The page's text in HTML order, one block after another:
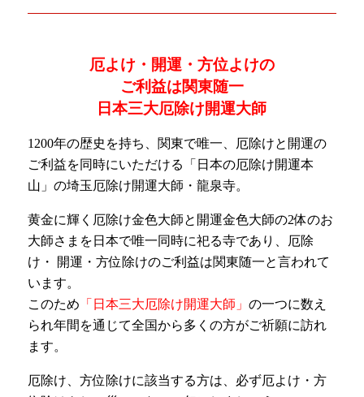
厄よけ・開運・方位よけの
ご利益は関東随一
日本三大厄除け開運大師
1200年の歴史を持ち、関東で唯一、厄除けと開運の
ご利益を同時にいただける「日本の厄除け開運本
山」の埼玉厄除け開運大師・龍泉寺。
黄金に輝く厄除け金色大師と開運金色大師の2体のお
大師さまを日本で唯一同時に祀る寺であり、厄除
け・ 開運・方位除けのご利益は関東随一と言われて
います。
このため 「日本三大厄除け開運大師」の一つに数え
られ年間を通じて全国から多くの方がご祈願に訪れ
ます。
厄除け、方位除けに該当する方は、必ず厄よけ・方